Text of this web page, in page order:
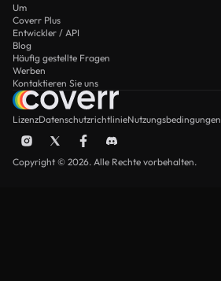
Um
Coverr Plus
Entwickler / API
Blog
Häufig gestellte Fragen
Werben
Kontaktieren Sie uns
LizenzDatenschutzrichtlinieNutzungsbedingungen
Copyright © 2026. Alle Rechte vorbehalten.